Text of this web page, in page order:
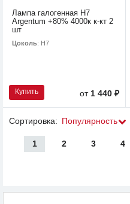
Лампа галогенная H7
Argentum +80% 4000к к-кт 2
шт
Цоколь: H7
Купить от 1 440 ₽
Сортировка: Популярность
1 2 3 4